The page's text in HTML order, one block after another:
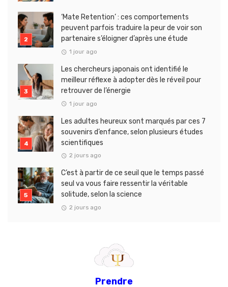
‘Mate Retention’ : ces comportements
peuvent parfois traduire la peur de voir son
partenaire s’éloigner d’après une étude
1 jour ago
Les chercheurs japonais ont identifié le
meilleur réflexe à adopter dès le réveil pour
retrouver de l’énergie
1 jour ago
Les adultes heureux sont marqués par ces 7
souvenirs d’enfance, selon plusieurs études
scientifiques
2 jours ago
C’est à partir de ce seuil que le temps passé
seul va vous faire ressentir la véritable
solitude, selon la science
2 jours ago
Prendre